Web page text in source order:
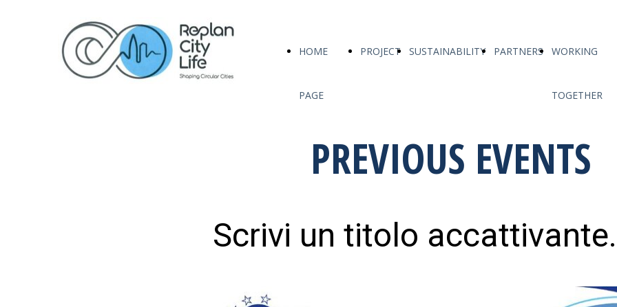
HOME
PAGE
PROJECT SUSTAINABILITY PARTNERS WORKING
TOGETHER
PREVIOUS EVENTS
Scrivi un titolo accattivante.